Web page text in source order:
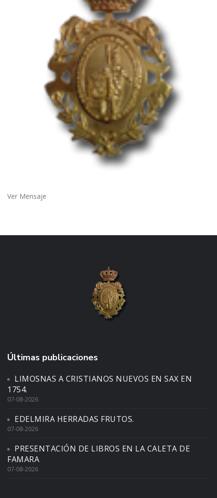
Ver Mensaje
Últimas publicaciones
LIMOSNAS A CRISTIANOS NUEVOS EN SAX EN
1754.
07-08-2026
EDELMIRA HERRADAS FRUTOS.
07-08-2026
PRESENTACIÓN DE LIBROS EN LA CALETA DE
FAMARA
07-08-2026